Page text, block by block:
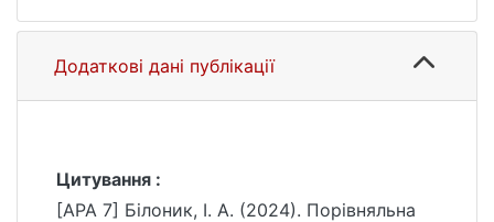
Додаткові дані публікації
Цитування :
[APA 7] Білоник, І. А. (2024). Порівняльна